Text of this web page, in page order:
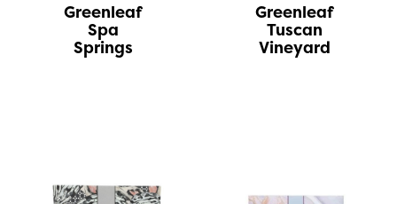
Greenleaf
Spa
Springs
Greenleaf
Tuscan
Vineyard